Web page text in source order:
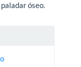
óseo.